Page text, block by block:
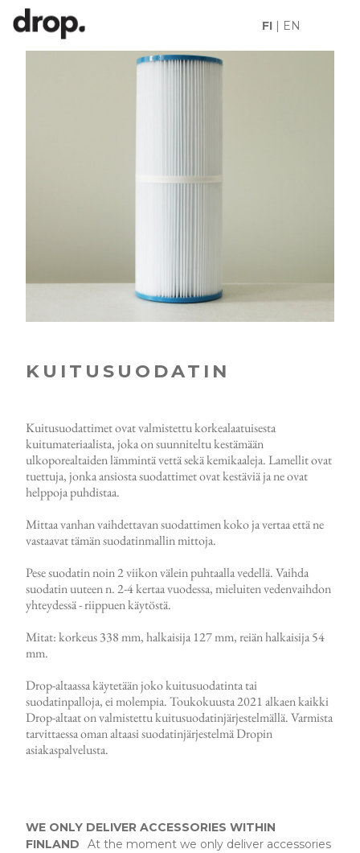
FI | EN
KUITUSUODATIN
Kuitusuodattimet ovat valmistettu korkealaatuisesta
kuitumateriaalista, joka on suunniteltu kestämään
ulkoporealtaiden lämmintä vettä sekä kemikaaleja. Lamellit ovat
tuettuja, jonka ansiosta suodattimet ovat kestäviä ja ne ovat
helppoja puhdistaa.
Mittaa vanhan vaihdettavan suodattimen koko ja vertaa että ne
vastaavat tämän suodatinmallin mittoja.
Pese suodatin noin 2 viikon välein puhtaalla vedellä. Vaihda
suodatin uuteen n. 2-4 kertaa vuodessa, mieluiten vedenvaihdon
yhteydessä - riippuen käytöstä.
Mitat: korkeus 338 mm, halkaisija 127 mm, reiän halkaisija 54
mm.
Drop-altaassa käytetään joko kuitusuodatinta tai
suodatinpalloja, ei molempia. Toukokuusta 2021 alkaen kaikki
Drop-altaat on valmistettu kuitusuodatinjärjestelmällä. Varmista
tarvittaessa oman altaasi suodatinjärjestelmä Dropin
asiakaspalvelusta.
WE ONLY DELIVER ACCESSORIES WITHIN
FINLAND
At the moment we only deliver accessories